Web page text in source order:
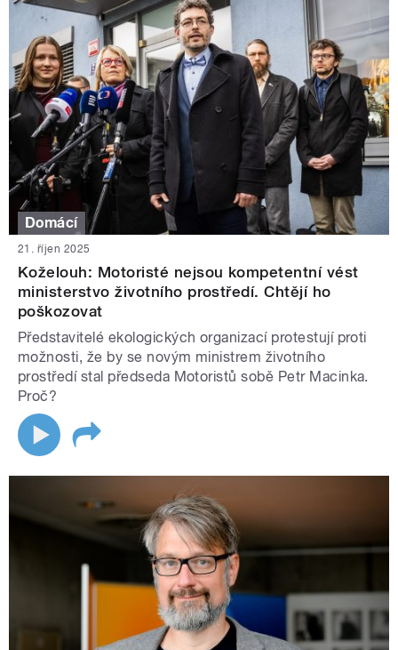
Domácí
21. říjen 2025
Koželouh: Motoristé nejsou kompetentní vést
ministerstvo životního prostředí. Chtějí ho
poškozovat
Představitelé ekologických organizací protestují proti
možnosti, že by se novým ministrem životního
prostředí stal předseda Motoristů sobě Petr Macinka.
Proč?